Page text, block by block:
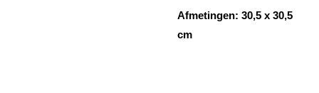
Afmetingen: 30,5 x 30,5
cm